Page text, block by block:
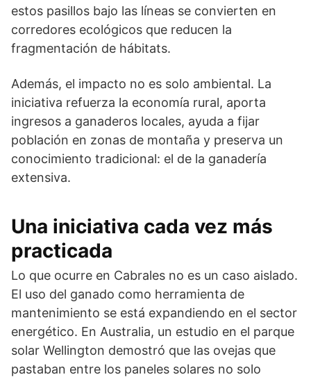
estos pasillos bajo las líneas se convierten en
corredores ecológicos que reducen la
fragmentación de hábitats.
Además, el impacto no es solo ambiental. La
iniciativa refuerza la economía rural, aporta
ingresos a ganaderos locales, ayuda a fijar
población en zonas de montaña y preserva un
conocimiento tradicional: el de la ganadería
extensiva.
Una iniciativa cada vez más
practicada
Lo que ocurre en Cabrales no es un caso aislado.
El uso del ganado como herramienta de
mantenimiento se está expandiendo en el sector
energético. En Australia, un estudio en el parque
solar Wellington demostró que las ovejas que
pastaban entre los paneles solares no solo